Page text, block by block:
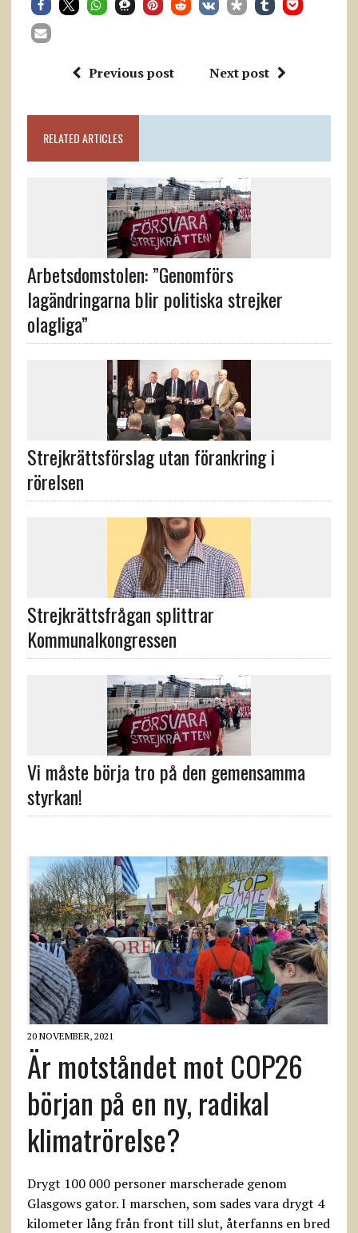
Previous post Next post
RELATED ARTICLES
Arbetsdomstolen: ”Genomförs
lagändringarna blir politiska strejker
olagliga”
Strejkrättsförslag utan förankring i
rörelsen
Strejkrättsfrågan splittrar
Kommunalkongressen
Vi måste börja tro på den gemensamma
styrkan!
20 NOVEMBER, 2021
Är motståndet mot COP26
början på en ny, radikal
klimatrörelse?
Drygt 100 000 personer marscherade genom
Glasgows gator. I marschen, som sades vara drygt 4
kilometer lång från front till slut, återfanns en bred